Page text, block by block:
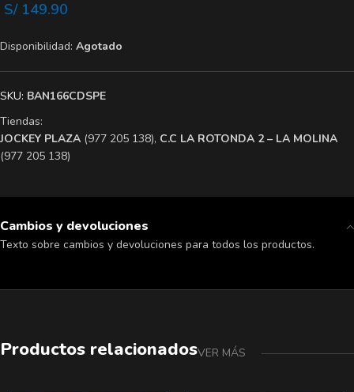
S/149.90
Disponibilidad: Agotado
SKU: BAN166CDSPE
Tiendas:
​JOCKEY PLAZA (977 205 138), ​C.C LA ROTONDA 2 – LA MOLINA
(977 205 138)
Cambios y devoluciones
Texto sobre cambios y devoluciones para todos los productos.
Productos relacionadosVER MÁS